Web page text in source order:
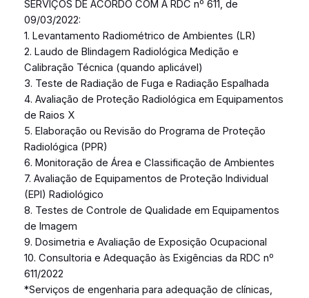
SERVIÇOS DE ACORDO COM A RDC nº 611, de
09/03/2022:
1. Levantamento Radiométrico de Ambientes (LR)
2. Laudo de Blindagem Radiológica Medição e
Calibração Técnica (quando aplicável)
3. Teste de Radiação de Fuga e Radiação Espalhada
4. Avaliação de Proteção Radiológica em Equipamentos
de Raios X
5. Elaboração ou Revisão do Programa de Proteção
Radiológica (PPR)
6. Monitoração de Área e Classificação de Ambientes
7. Avaliação de Equipamentos de Proteção Individual
(EPI) Radiológico
8. Testes de Controle de Qualidade em Equipamentos
de Imagem
9. Dosimetria e Avaliação de Exposição Ocupacional
10. Consultoria e Adequação às Exigências da RDC nº
611/2022
*Serviços de engenharia para adequação de clínicas,